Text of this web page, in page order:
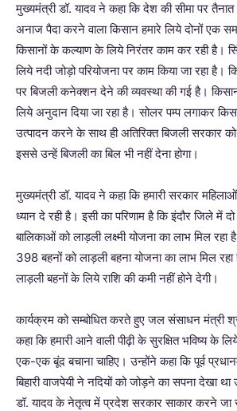
मुख्यमंत्री डॉ. यादव ने कहा कि देश की सीमा पर
अनाज पैदा करने वाला किसान हमारे लिये दोनों एक
किसानों के कल्याण के लिये निरंतर काम कर रही है।
लिये नदी जोड़ो परियोजना पर काम किया जा रहा है।
पर बिजली कनेक्शन देने की व्यवस्था की गई है।
लिये अनुदान दिया जा रहा है। सोलर पम्प लगाकर
उत्पादन करने के साथ ही अतिरिक्त बिजली सरकार
इससे उन्हें बिजली का बिल भी नहीं देना होगा।
मुख्यमंत्री डॉ. यादव ने कहा कि हमारी सरकार
ध्यान दे रही है। इसी का परिणाम है कि इंदौर जिले में
बालिकाओं को लाड़ली लक्ष्मी योजना का लाभ मिल
398 बहनों को लाड़ली बहना योजना का लाभ मिल
लाड़ली बहनों के लिये राशि की कमी नहीं होने देगी।
कार्यक्रम को सम्बोधित करते हुए जल संसाधन मंत्री
कहा कि हमारी आने वाली पीढ़ी के सुरक्षित भविष्य के
एक-एक बूंद बचाना चाहिए। उन्होंने कहा कि पूर्व
बिहारी वाजपेयी ने नदियों को जोड़ने का सपना देखा
डॉ. यादव के नेतृत्व में प्रदेश सरकार साकार करने जा